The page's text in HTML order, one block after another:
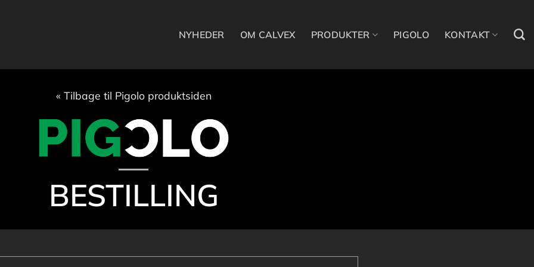
NYHEDER OM CALVEX PRODUKTER PIGOLO KONTAKT
« Tilbage til Pigolo produktsiden
BESTILLING